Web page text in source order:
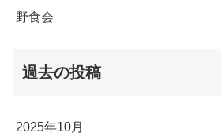
野食会
過去の投稿
2025年10月